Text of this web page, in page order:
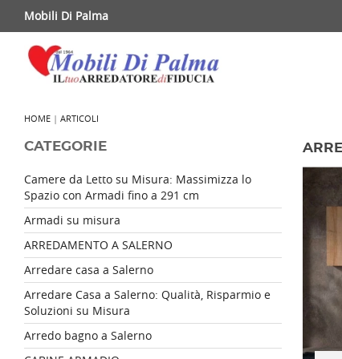
Mobili Di Palma
HOME | ARTICOLI
CATEGORIE
Camere da Letto su Misura: Massimizza lo
Spazio con Armadi fino a 291 cm
Armadi su misura
ARREDAMENTO A SALERNO
Arredare casa a Salerno
Arredare Casa a Salerno: Qualità, Risparmio e
Soluzioni su Misura
Arredo bagno a Salerno